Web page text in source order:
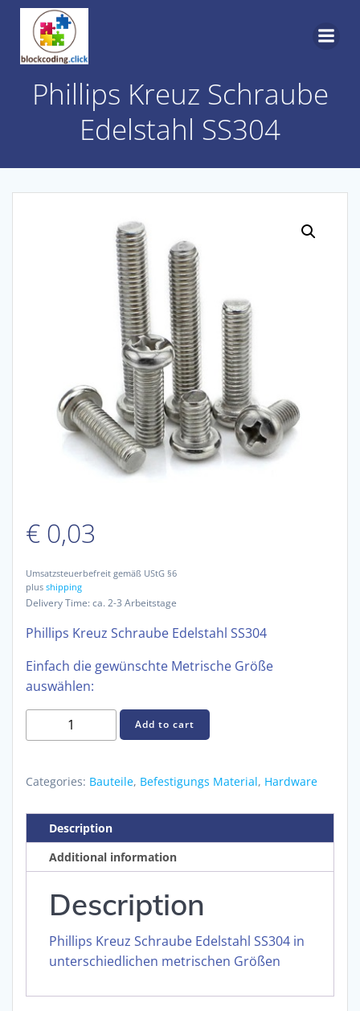
Skip
content
Phillips Kreuz Schraube
Edelstahl SS304
€ 0,03
Umsatzsteuerbefreit gemäß UStG §6
plus shipping
Delivery Time: ca. 2-3 Arbeitstage
Phillips Kreuz Schraube Edelstahl SS304
Einfach die gewünschte Metrische Größe
auswählen:
Kreuz
Edelstahl
quantity
Add to cart
Categories: Bauteile, Befestigungs Material, Hardware
Description
Additional information
Description
Phillips Kreuz Schraube Edelstahl SS304 in
unterschiedlichen metrischen Größen